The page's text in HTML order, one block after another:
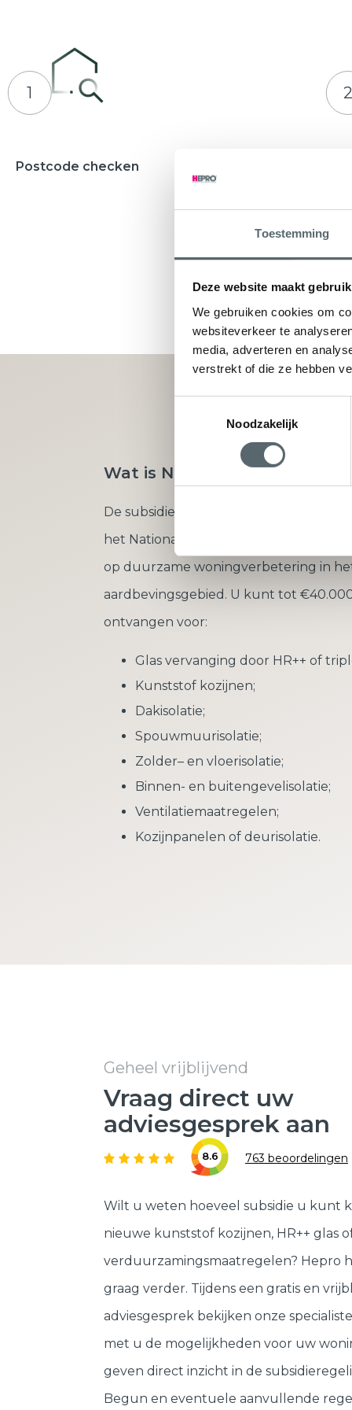
Toestemming
Deze website maakt
We gebruiken cookies om
websiteverkeer te
media, adverteren en
verstrekt of die ze hebben
Noodzakelijk
1
Postcode checken
2
Waarbij u
ontvangt
Wat is Nij Begun?
De subsidieregeling ‘Nij Begun’ is
het Nationaal Programma Groningen
op duurzame woningverbetering in
aardbevingsgebied. U kunt tot
ontvangen voor:
Glas vervanging door HR++ of
Kunststof kozijnen;
Dakisolatie;
Spouwmuurisolatie;
Zolder– en vloerisolatie;
Binnen- en buitengevelisolatie;
Ventilatiemaatregelen;
Kozijnpanelen of deurisolatie.
Geheel vrijblijvend
Vraag direct uw
adviesgesprek aan
8.6 763 beoordelingen
Wilt u weten hoeveel subsidie u kunt
nieuwe kunststof kozijnen, HR++ glas
verduurzamingsmaatregelen? Hepro
graag verder. Tijdens een gratis en
adviesgesprek bekijken onze
met u de mogelijkheden voor uw
geven direct inzicht in de
Begun en eventuele aanvullende